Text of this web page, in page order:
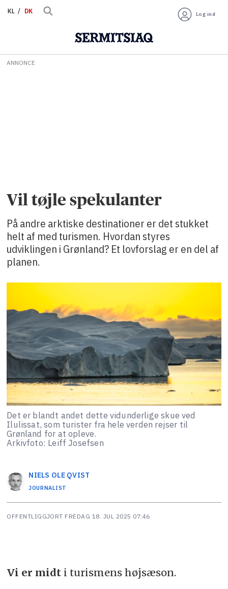
KL DK Log ind
ANNONCE
Vil tøjle spekulanter
På andre arktiske destinationer er det stukket
helt af med turismen. Hvordan styres
udviklingen i Grønland? Et lovforslag er en del af
planen.
Det er blandt andet dette vidunderlige skue ved
Ilulissat, som turister fra hele verden rejser til
Grønland for at opleve.
Arkivfoto: Leiff Josefsen
NIELS OLE QVIST
JOURNALIST
OFFENTLIGGJORT FREDAG 18. JUL 2025 07:46
Vi er midti turismens højsæson.